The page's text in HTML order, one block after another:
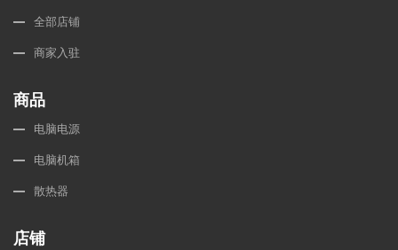
全部店铺
商家入驻
商品
电脑电源
电脑机箱
散热器
店铺